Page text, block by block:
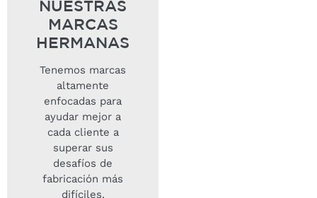
NUESTRAS
MARCAS
HERMANAS
Tenemos marcas
altamente
enfocadas para
ayudar mejor a
cada cliente a
superar sus
desafíos de
fabricación más
difíciles.